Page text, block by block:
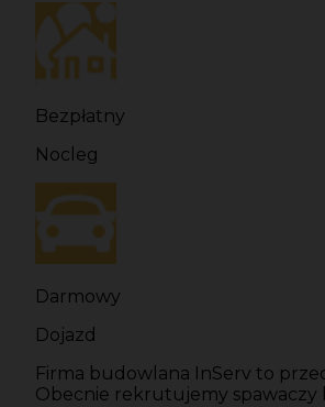
Bezpłatny
Nocleg
Darmowy
Dojazd
Firma budowlana InServ to
Obecnie rekrutujemy spawaczy